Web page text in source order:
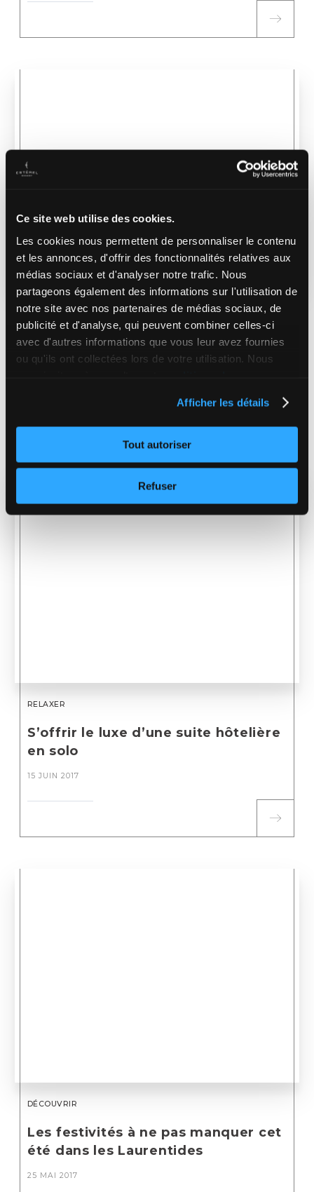
Ce site web utilise des cookies.
Les cookies nous permettent de personnaliser le contenu
et les annonces, d'offrir des fonctionnalités relatives aux
médias sociaux et d'analyser notre trafic. Nous
partageons également des informations sur l'utilisation de
notre site avec nos partenaires de médias sociaux, de
publicité et d'analyse, qui peuvent combiner celles-ci
avec d'autres informations que vous leur avez fournies
ou qu'ils ont collectées lors de votre utilisation. Nous
Afficher les détails
Tout autoriser
Refuser
BOUGER DÉCOUVRIR RELAXER SAVOURER
Ma journée idéale dans les
Laurentides
RELAXER
S’offrir le luxe d’une suite hôtelière
en solo
15 JUIN 2017
DÉCOUVRIR
Les festivités à ne pas manquer cet
été dans les Laurentides
25 MAI 2017